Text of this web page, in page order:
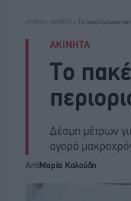
ΑΡΧΙΚΗ » ΑΚΙΝΗΤΑ » Το πακέτο μέτρων για
ΑΚΙΝΗΤΑ
Το
Δέσμη μέτρων
αγορά
ΑπόΜαρία Καλούδη